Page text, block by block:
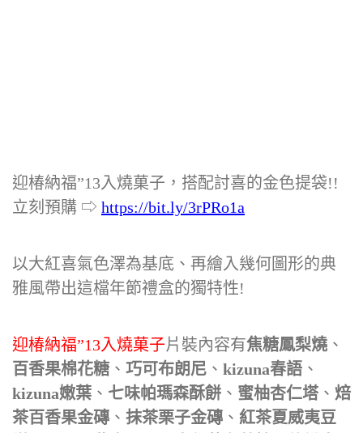
迎椿納福”13入燒菓子，搭配討喜的金色提袋!!
立刻預購 ⇨ https://bit.ly/3rPRo1a
以大紅喜氣色澤為基底、再繪入幾何圖形的典
雅風帶出這檔年節禮盒的獨特性!
迎椿納福”13入燒菓子片裝內容有焦糖鳳梨燒 、
百香果棉花糖 、 巧可布朗尼 、 kizuna春語 、
kizuna嫩葉 、 七味帕瑪森酥餅 、 蜜柚杏仁塔 、 焙
茶百香果金磚 、 抹茶栗子金磚 、 紅茶夏威夷豆